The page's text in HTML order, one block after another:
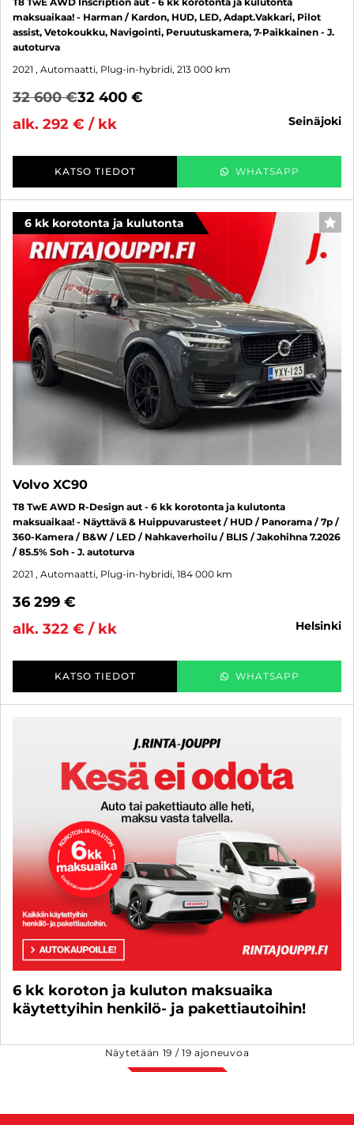
maksuaikaa! - Harman / Kardon, HUD, LED, Adapt.Vakkari, Pilot
assist, Vetokoukku, Navigointi, Peruutuskamera, 7-Paikkainen - J.
autoturva
2021 , Automaatti, Plug-in-hybridi, 213 000 km
32 600 €32 400 €
alk. 292 € / kk
seinäjoki
KATSO TIEDOT WHATSAPP
6 kk korotonta ja kulutonta
Volvo XC90
T8 TwE AWD R-Design aut - 6 kk korotonta ja kulutonta
maksuaikaa! - Näyttävä & Huippuvarusteet / HUD / Panorama / 7p /
360-Kamera / B&W / LED / Nahkaverhoilu / BLIS / Jakohihna 7.2026
/ 85.5% Soh - J. autoturva
2021 , Automaatti, Plug-in-hybridi, 184 000 km
36 299 €
alk. 322 € / kk
helsinki
KATSO TIEDOT WHATSAPP
6 kk koroton ja kuluton maksuaika
käytettyihin henkilö- ja pakettiautoihin!
Näytetään 19 /19 ajoneuvoa